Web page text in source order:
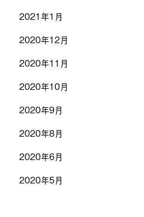
2021年1月
2020年12月
2020年11月
2020年10月
2020年9月
2020年8月
2020年6月
2020年5月